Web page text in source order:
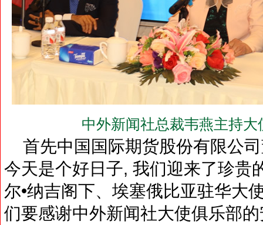
中外新闻社总裁韦燕主持
首先中国国际期货股份有限公
今天是个好日子, 我们迎来了珍贵
尔•纳吉阁下、埃塞俄比亚驻华大
们要感谢中外新闻社大使俱乐部